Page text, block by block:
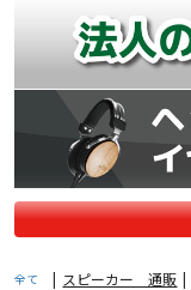
全て | スピーカー 通販 |